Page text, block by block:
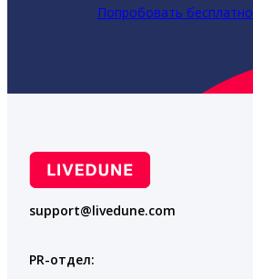
Попробовать бесплатно
support@livedune.com
PR-отдел: